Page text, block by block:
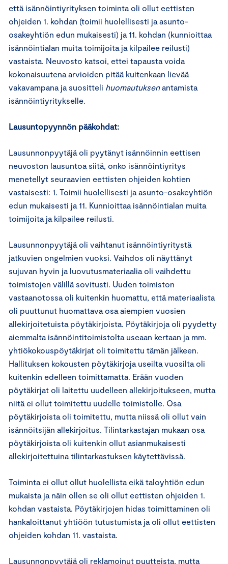
että isännöintiyrityksen toiminta oli ollut eettisten
ohjeiden 1. kohdan (toimii huolellisesti ja asunto-
osakeyhtiön edun mukaisesti) ja 11. kohdan (kunnioittaa
isännöintialan muita toimijoita ja kilpailee reilusti)
vastaista. Neuvosto katsoi, ettei tapausta voida
kokonaisuutena arvioiden pitää kuitenkaan lievää
vakavampana ja suositteli huomautuksenantamista
isännöintiyritykselle.
Lausuntopyynnön pääkohdat:
Lausunnonpyytäjä oli pyytänyt isännöinnin eettisen
neuvoston lausuntoa siitä, onko isännöintiyritys
menetellyt seuraavien eettisten ohjeiden kohtien
vastaisesti: 1. Toimii huolellisesti ja asunto-osakeyhtiön
edun mukaisesti ja 11. Kunnioittaa isännöintialan muita
toimijoita ja kilpailee reilusti.
Lausunnonpyytäjä oli vaihtanut isännöintiyritystä
jatkuvien ongelmien vuoksi. Vaihdos oli näyttänyt
sujuvan hyvin ja luovutusmateriaalia oli vaihdettu
toimistojen välillä sovitusti. Uuden toimiston
vastaanotossa oli kuitenkin huomattu, että materiaalista
oli puuttunut huomattava osa aiempien vuosien
allekirjoitetuista pöytäkirjoista. Pöytäkirjoja oli pyydetty
aiemmalta isännöintitoimistolta useaan kertaan ja mm.
yhtiökokouspöytäkirjat oli toimitettu tämän jälkeen.
Hallituksen kokousten pöytäkirjoja useilta vuosilta oli
kuitenkin edelleen toimittamatta. Erään vuoden
pöytäkirjat oli laitettu uudelleen allekirjoitukseen, mutta
niitä ei ollut toimitettu uudelle toimistolle. Osa
pöytäkirjoista oli toimitettu, mutta niissä oli ollut vain
isännöitsijän allekirjoitus. Tilintarkastajan mukaan osa
pöytäkirjoista oli kuitenkin ollut asianmukaisesti
allekirjoitettuina tilintarkastuksen käytettävissä.
Toiminta ei ollut ollut huolellista eikä taloyhtiön edun
mukaista ja näin ollen se oli ollut eettisten ohjeiden 1.
kohdan vastaista. Pöytäkirjojen hidas toimittaminen oli
hankaloittanut yhtiöön tutustumista ja oli ollut eettisten
ohjeiden kohdan 11. vastaista.
Lausunnonpyytäjä oli reklamoinut puutteista, mutta